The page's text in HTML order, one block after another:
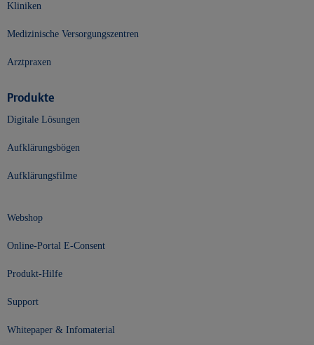
Kliniken
Medizinische Versorgungszentren
Arztpraxen
Produkte
Digitale Lösungen
Aufklärungsbögen
Aufklärungsfilme
Webshop
Online-Portal E-Consent
Produkt-Hilfe
Support
Whitepaper & Infomaterial